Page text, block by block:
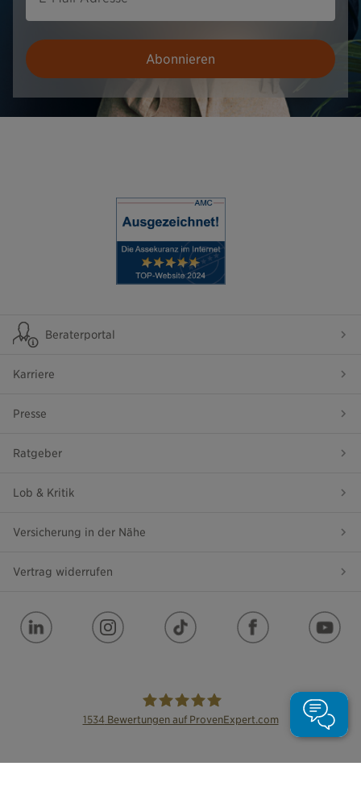
Abonnieren
Beraterportal
Karriere
Presse
Ratgeber
Lob & Kritik
Versicherung in der Nähe
Vertrag widerrufen
1534 Bewertungen auf ProvenExpert.com